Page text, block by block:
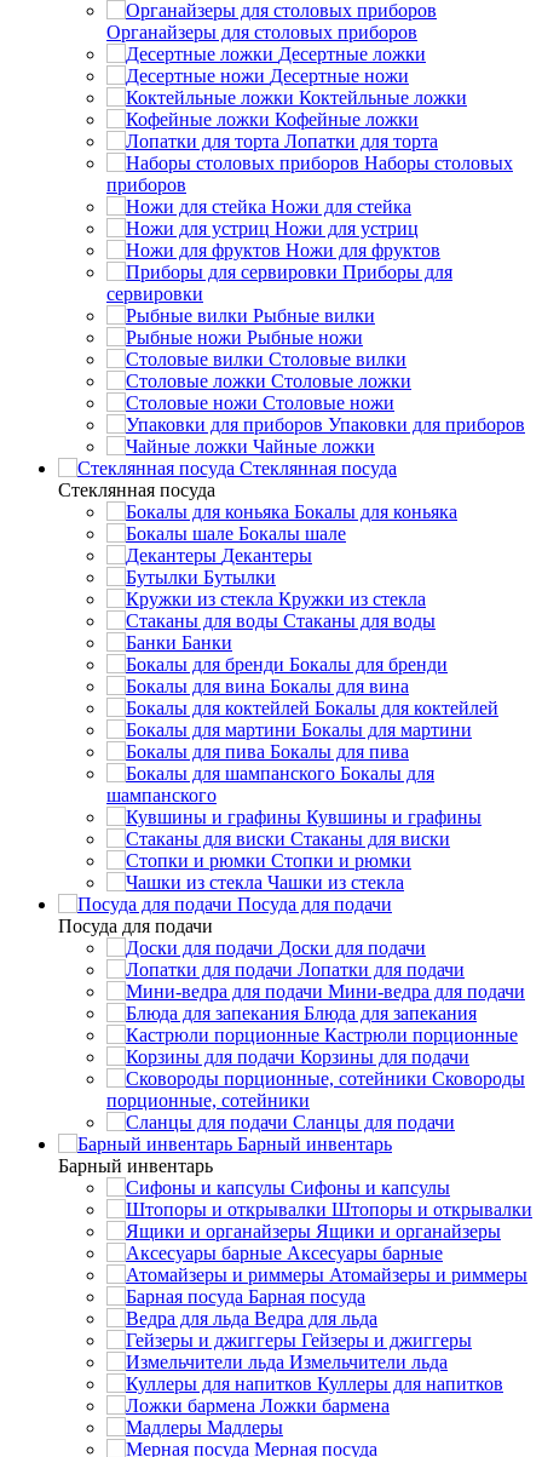
Органайзеры для столовых приборов
Десертные ложки
Десертные ножи
Коктейльные ложки
Кофейные ложки
Лопатки для торта
Наборы столовых
приборов
Ножи для стейка
Ножи для устриц
Ножи для фруктов
Приборы для
сервировки
Рыбные вилки
Рыбные ножи
Столовые вилки
Столовые ложки
Столовые ножи
Упаковки для приборов
Чайные ложки
Стеклянная посуда
Стеклянная посуда
Бокалы для коньяка
Бокалы шале
Декантеры
Бутылки
Кружки из стекла
Стаканы для воды
Банки
Бокалы для бренди
Бокалы для вина
Бокалы для коктейлей
Бокалы для мартини
Бокалы для пива
Бокалы для
шампанского
Кувшины и графины
Стаканы для виски
Стопки и рюмки
Чашки из стекла
Посуда для подачи
Посуда для подачи
Доски для подачи
Лопатки для подачи
Мини-ведра для подачи
Блюда для запекания
Кастрюли порционные
Корзины для подачи
Сковороды
порционные, сотейники
Сланцы для подачи
Барный инвентарь
Барный инвентарь
Сифоны и капсулы
Штопоры и открывалки
Ящики и органайзеры
Аксесуары барные
Атомайзеры и риммеры
Барная посуда
Ведра для льда
Гейзеры и джиггеры
Измельчители льда
Куллеры для напитков
Ложки бармена
Мадлеры
Мерная посуда